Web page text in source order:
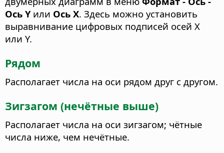
Ось Yили Ось Х. Здесь можно установить
выравнивание цифровых подписей осей Х
или Y.
Рядом
Располагает числа на оси рядом друг с другом.
Зигзагом (нечётные выше)
Располагает числа на оси зигзагом; чётные
числа ниже, чем нечётные.